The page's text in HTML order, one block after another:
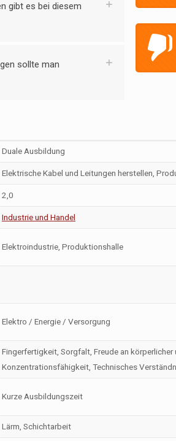
gibt es bei diesem
sollte man
Duale Ausbildung
Elektrische Kabel und Leitungen herstellen,
2,0
Industrie und Handel
Elektroindustrie, Produktionshalle
Elektro / Energie / Versorgung
Fingerfertigkeit, Sorgfalt, Freude an
Konzentrationsfähigkeit, Technisches
Kurze Ausbildungszeit
Lärm, Schichtarbeit